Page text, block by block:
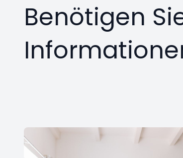
Benötigen